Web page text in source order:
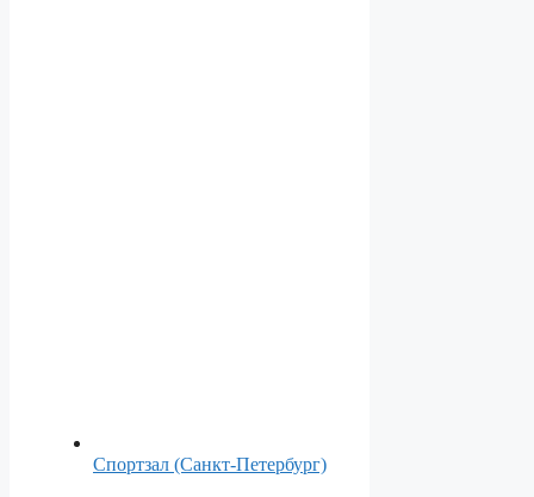
Спортзал (Санкт-Петербург)